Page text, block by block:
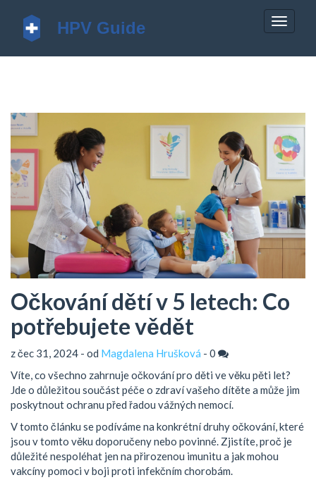
Očkování dětí v 5 letech: Co
potřebujete vědět
z čec 31, 2024 - od Magdalena Hrušková - 0
Víte, co všechno zahrnuje očkování pro děti ve věku pěti let?
Jde o důležitou součást péče o zdraví vašeho dítěte a může jim
poskytnout ochranu před řadou vážných nemocí.
V tomto článku se podíváme na konkrétní druhy očkování, které
jsou v tomto věku doporučeny nebo povinné. Zjistíte, proč je
důležité nespoléhat jen na přirozenou imunitu a jak mohou
vakcíny pomoci v boji proti infekčním chorobám.